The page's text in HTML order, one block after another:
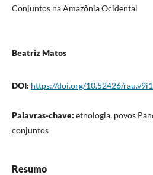
Conjuntos na Amazônia Ocidental
Beatriz Matos
DOI: https://doi.org/10.52426/
Palavras-chave: etnologia, povos
conjuntos
Resumo